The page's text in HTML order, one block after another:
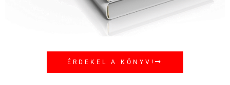
ÉRDEKEL A KÖNYV!